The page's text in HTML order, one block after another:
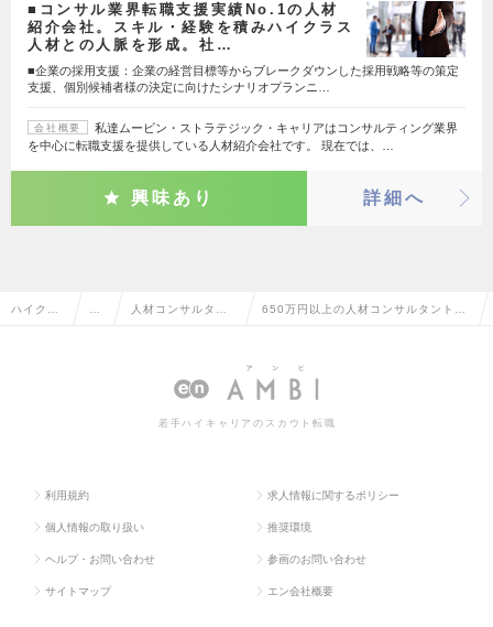
■コンサル業界転職支援実績No.1の人材
紹介会社。スキル・経験を積みハイクラス
人材との人脈を形成。社…
■企業の採用支援：企業の経営目標等からブレークダウンした採用戦略等の策定
支援、個別候補者様の決定に向けたシナリオプランニ…
会社概要
私達ムービン・ストラテジック・キャリアはコンサルティング業界
を中心に転職支援を提供している人材紹介会社です。 現在では、…
興味あり 詳細へ
ハイクラ 人材コンサルタン 650万円以上の人材コンサルタント・
覧
若手ハイキャリアのスカウト転職
利用規約 求人情報に関するポリシー
個人情報の取り扱い 推奨環境
ヘルプ・お問い合わせ 参画のお問い合わせ
サイトマップ エン会社概要